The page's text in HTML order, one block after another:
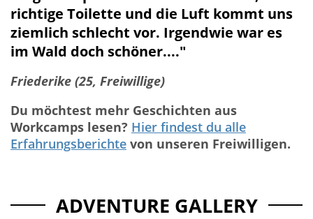
richtige Toilette und die Luft kommt uns
ziemlich schlecht vor. Irgendwie war es
im Wald doch schöner...."
Friederike (25, Freiwillige)
Du möchtest mehr Geschichten aus
Workcamps lesen? Hier findest du alle
Erfahrungsberichte von unseren Freiwilligen.
ADVENTURE GALLERY